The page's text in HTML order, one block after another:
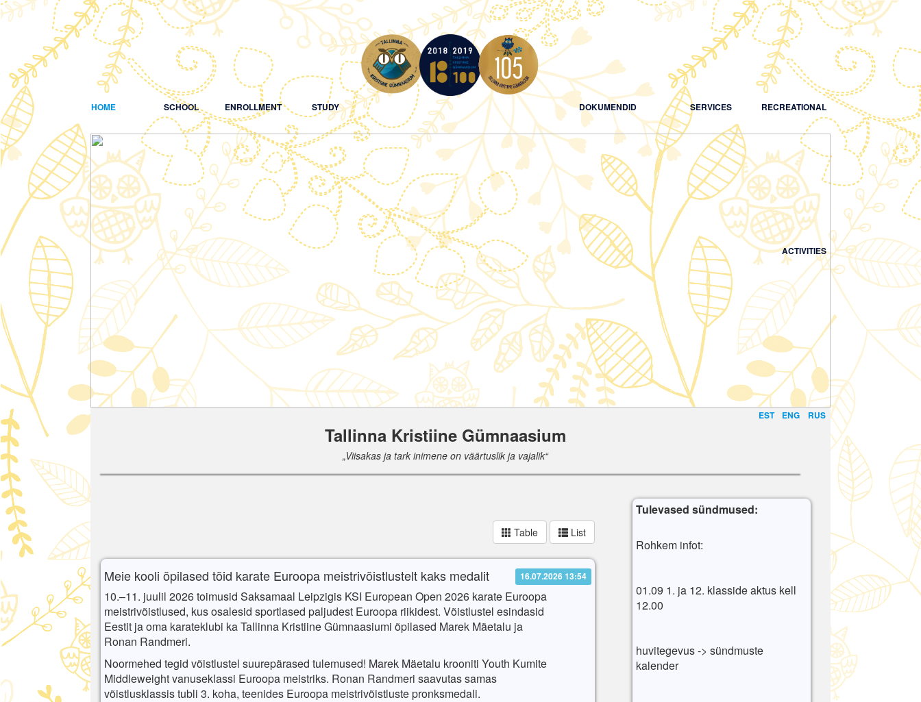
HOME SCHOOL ENROLLMENT STUDY DOKUMENDID SERVICES RECREATIONAL
ACTIVITIES
EST ENG RUS
Tallinna Kristiine Gümnaasium
„Viisakas ja tark inimene on väärtuslik ja vajalik“
Table List
Meie kooli õpilased tõid karate Euroopa meistrivõistlustelt kaks medalit 16.07.2026 13:54
10.–11. juulil 2026 toimusid Saksamaal Leipzigis KSI European Open 2026 karate Euroopa
meistrivõistlused, kus osalesid sportlased paljudest Euroopa riikidest. Võistlustel esindasid
Eestit ja oma karateklubi ka Tallinna Kristiine Gümnaasiumi õpilased Marek Mäetalu ja
Ronan Randmeri.
Noormehed tegid võistlustel suurepärased tulemused! Marek Mäetalu krooniti Youth Kumite
Middleweight vanuseklassi Euroopa meistriks. Ronan Randmeri saavutas samas
võistlusklassis tubli 3. koha, teenides Euroopa meistrivõistluste pronksmedali.
Tulevased sündmused:
Rohkem infot:
01.09 1. ja 12. klasside aktus kell
12.00
huvitegevus -> sündmuste
kalender